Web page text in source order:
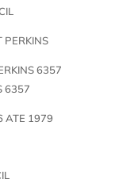
PERKINS
6357
6357
ATE 1979